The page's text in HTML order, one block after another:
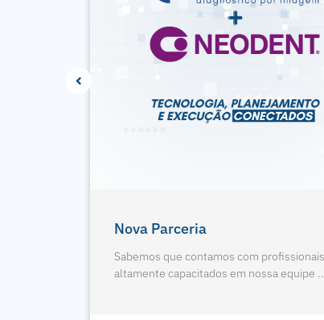
4 Pontos Da Radiografia
Sabemos que contamos com profissionais